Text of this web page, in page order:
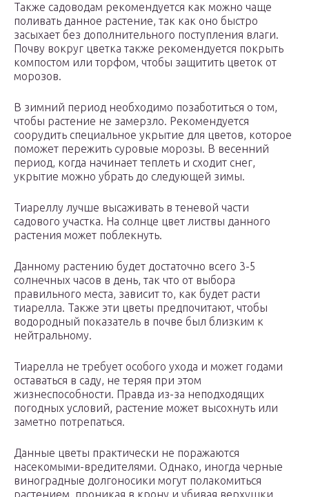
Также садоводам рекомендуется как можно чаще
поливать данное растение, так как оно быстро
засыхает без дополнительного поступления влаги.
Почву вокруг цветка также рекомендуется покрыть
компостом или торфом, чтобы защитить цветок от
морозов.
В зимний период необходимо позаботиться о том,
чтобы растение не замерзло. Рекомендуется
соорудить специальное укрытие для цветов, которое
поможет пережить суровые морозы. В весенний
период, когда начинает теплеть и сходит снег,
укрытие можно убрать до следующей зимы.
Тиареллу лучше высаживать в теневой части
садового участка. На солнце цвет листвы данного
растения может поблекнуть.
Данному растению будет достаточно всего 3-5
солнечных часов в день, так что от выбора
правильного места, зависит то, как будет расти
тиарелла. Также эти цветы предпочитают, чтобы
водородный показатель в почве был близким к
нейтральному.
Тиарелла не требует особого ухода и может годами
оставаться в саду, не теряя при этом
жизнеспособности. Правда из-за неподходящих
погодных условий, растение может высохнуть или
заметно потрепаться.
Данные цветы практически не поражаются
насекомыми-вредителями. Однако, иногда черные
виноградные долгоносики могут полакомиться
растением, проникая в крону и убивая верхушки